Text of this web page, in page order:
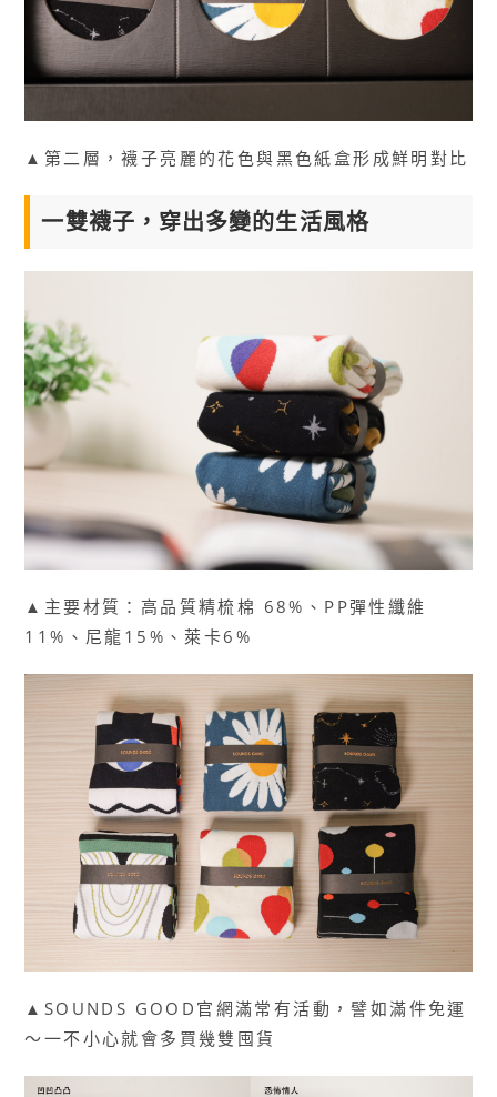
▲第二層，襪子亮麗的花色與黑色紙盒形成鮮明對比
一雙襪子，穿出多變的生活風格
▲主要材質：高品質精梳棉 68%、PP彈性纖維
11%、尼龍15%、萊卡6%
▲SOUNDS GOOD官網滿常有活動，譬如滿件免運
～一不小心就會多買幾雙囤貨